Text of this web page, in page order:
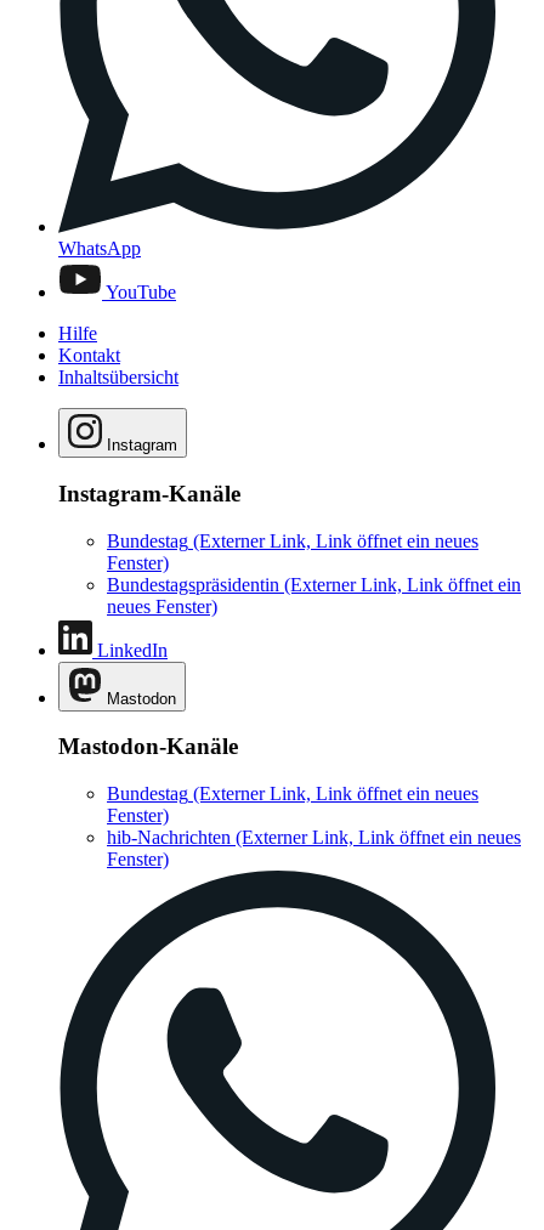
WhatsApp
YouTube
Hilfe
Kontakt
Inhaltsübersicht
Instagram
Instagram-Kanäle
Bundestag (Externer Link, Link öffnet ein neues
Fenster)
Bundestagspräsidentin (Externer Link, Link öffnet ein
neues Fenster)
LinkedIn
Mastodon
Mastodon-Kanäle
Bundestag (Externer Link, Link öffnet ein neues
Fenster)
hib-Nachrichten (Externer Link, Link öffnet ein neues
Fenster)